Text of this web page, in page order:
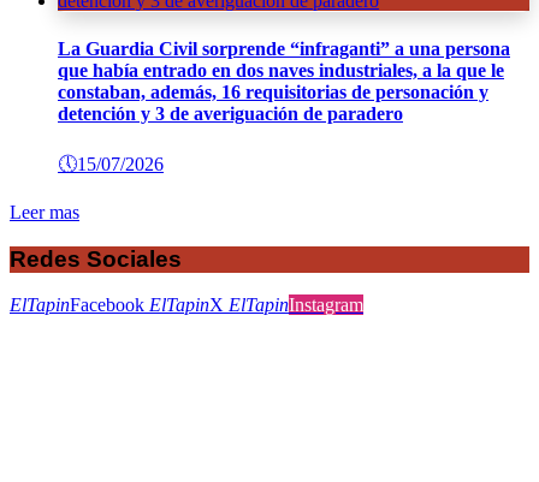
La Guardia Civil sorprende “infraganti” a una persona
que había entrado en dos naves industriales, a la que le
constaban, además, 16 requisitorias de personación y
detención y 3 de averiguación de paradero
🕔15/07/2026
Leer mas
Redes Sociales
ElTapinFacebook ElTapinX ElTapinInstagram